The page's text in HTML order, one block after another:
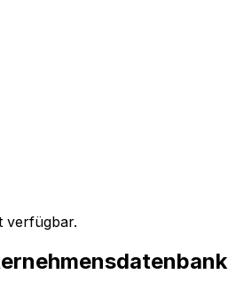
verfügbar.